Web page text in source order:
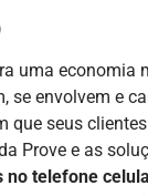
uma economia
se envolvem e
que seus
Prove e as
no telefone